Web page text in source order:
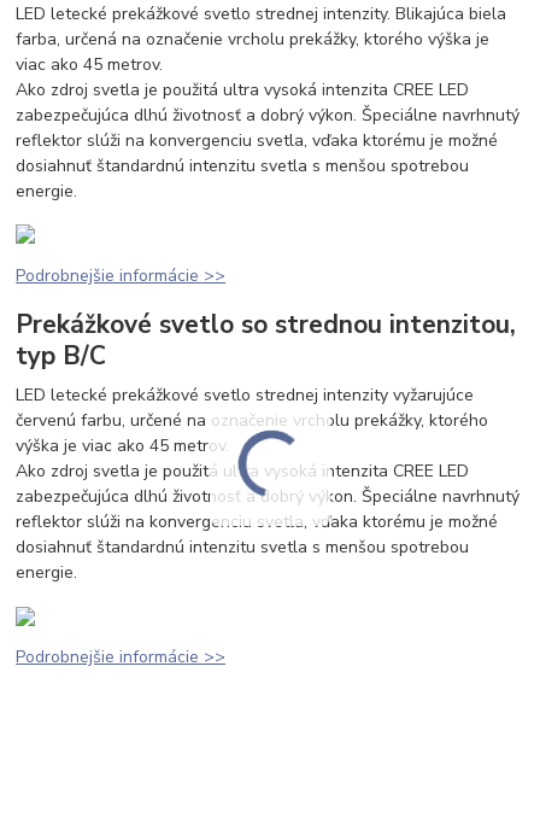
LED letecké prekážkové svetlo strednej intenzity. Blikajúca biela
farba, určená na označenie vrcholu prekážky, ktorého výška je
viac ako 45 metrov.
Ako zdroj svetla je použitá ultra vysoká intenzita CREE LED
zabezpečujúca dlhú životnosť a dobrý výkon. Špeciálne navrhnutý
reflektor slúži na konvergenciu svetla, vďaka ktorému je možné
dosiahnuť štandardnú intenzitu svetla s menšou spotrebou
energie.
Podrobnejšie informácie >>
Prekážkové svetlo so strednou intenzitou,
typ B/C
LED letecké prekážkové svetlo strednej intenzity vyžarujúce
červenú farbu, určené na označenie vrcholu prekážky, ktorého
výška je viac ako 45 metrov.
Ako zdroj svetla je použitá ultra vysoká intenzita CREE LED
zabezpečujúca dlhú životnosť a dobrý výkon. Špeciálne navrhnutý
reflektor slúži na konvergenciu svetla, vďaka ktorému je možné
dosiahnuť štandardnú intenzitu svetla s menšou spotrebou
energie.
Podrobnejšie informácie >>